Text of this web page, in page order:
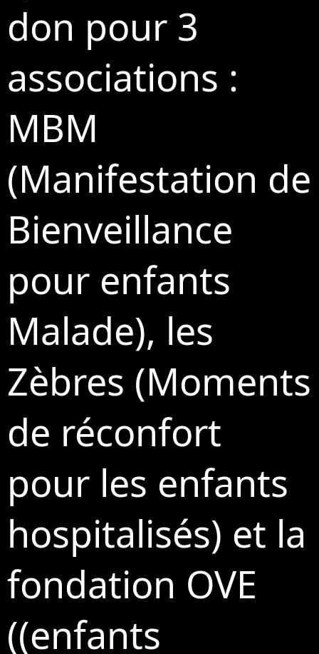
don pour 3
associations :
MBM
(Manifestation de
Bienveillance
pour enfants
Malade), les
Zèbres (Moments
de réconfort
pour les enfants
hospitalisés) et la
fondation OVE
((enfants